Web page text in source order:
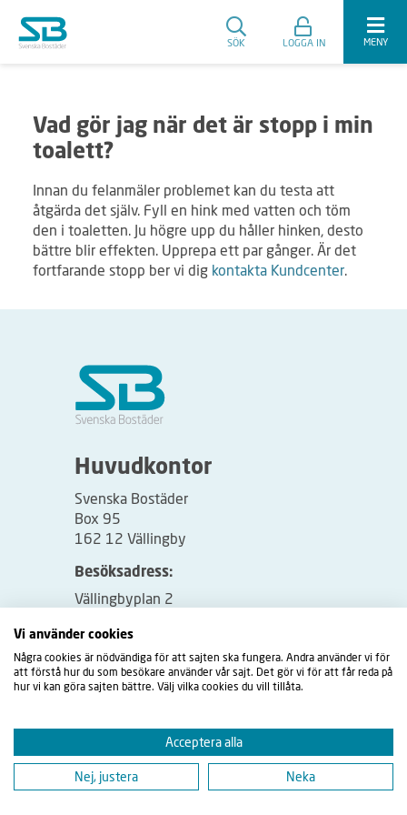
SÖK LOGGA IN MENY
Vad gör jag när det är stopp i min
toalett?
Innan du felanmäler problemet kan du testa att
åtgärda det själv. Fyll en hink med vatten och töm
den i toaletten. Ju högre upp du håller hinken, desto
bättre blir effekten. Upprepa ett par gånger. Är det
fortfarande stopp ber vi dig kontakta Kundcenter.
Huvudkontor
Svenska Bostäder
Box 95
162 12 Vällingby
Besöksadress:
Vällingbyplan 2
Vi använder cookies
Några cookies är nödvändiga för att sajten ska fungera. Andra använder vi för
att förstå hur du som besökare använder vår sajt. Det gör vi för att får reda på
hur vi kan göra sajten bättre. Välj vilka cookies du vill tillåta.
Acceptera alla
Nej, justera Neka